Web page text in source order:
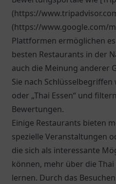
(https://
(https://www.google.com/
Plattformen ermöglichen
besten Restaurants in der
auch die Meinung anderer
Sie nach Schlüsselbegriffen
oder „Thai Essen“ und
Bewertungen.
Einige Restaurants bieten
spezielle Veranstaltungen
die sich als interessante
können, mehr über die
lernen. Durch das